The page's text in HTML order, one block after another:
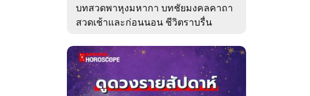
บทสวดพาหุงมหากา บทชัยมงคลคาถา
สวดเช้าและก่อนนอน ชีวิตราบรื่น